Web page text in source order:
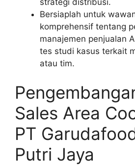
Bersiaplah untuk
komprehensif tentang
manajemen penjualan
tes studi kasus terkait
atau tim.
Sales Area
PT
Putri Jaya